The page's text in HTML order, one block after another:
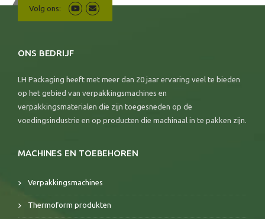
Volg ons:
ONS BEDRIJF
LH Packaging heeft met meer dan 20 jaar ervaring veel te bieden
op het gebied van verpakkingsmachines en
verpakkingsmaterialen die zijn toegesneden op de
voedingsindustrie en op producten die machinaal in te pakken zijn.
MACHINES EN TOEBEHOREN
Verpakkingsmachines
Thermoform produkten